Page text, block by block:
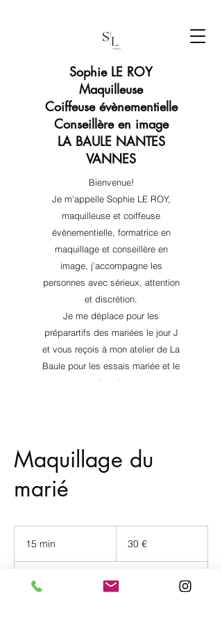
Sophie LE ROY
Maquilleuse
Coiffeuse évènementielle
Conseillère en image
LA BAULE NANTES
VANNES
Bienvenue!
Je m'appelle Sophie LE ROY,
maquilleuse et coiffeuse
évènementielle, formatrice en
maquillage et conseillère en
image, j'accompagne les
personnes avec sérieux, attention
et discrétion.
Je me déplace pour les
préparartifs des mariées le jour J
et vous reçois à mon atelier de La
Baule pour les essais mariée et le
conseil en image.
Maquillage du
marié
15 min 30 €
Sur le lieu des préparatifs